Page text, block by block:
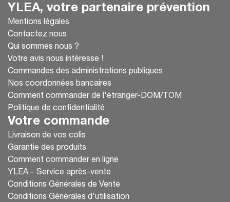
YLEA, votre partenaire prévention
Mentions légales
Contactez nous
Qui sommes nous ?
Votre avis nous intéresse !
Commandes des administrations publiques
Nos coordonnées bancaires
Comment commander de l'étranger-DOM/TOM
Politique de confidentialité
Votre commande
Livraison de vos colis
Garantie des produits
Comment commander en ligne
YLEA – Service après-vente
Conditions Générales de Vente
Conditions Générales d'utilisation